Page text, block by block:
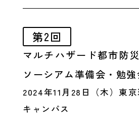
第2回
マルチハザード都市防
ソーシアム準備会・勉強
2024年11月28日（木）東
キャンパス